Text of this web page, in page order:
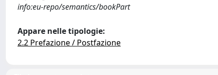
info:eu-repo/semantics/bookPart
Appare nelle tipologie:
2.2 Prefazione / Postfazione